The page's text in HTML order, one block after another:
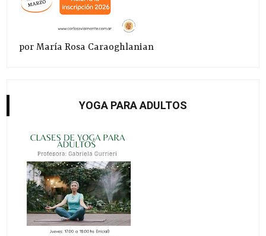
por María Rosa Caraoghlanian
YOGA PARA ADULTOS